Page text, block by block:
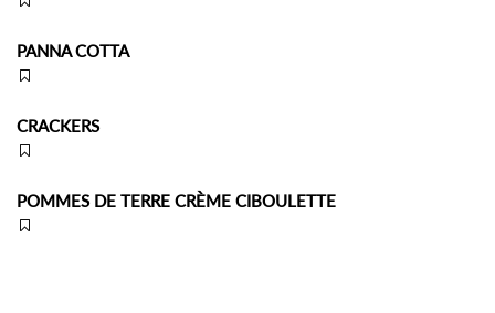
PANNA COTTA
CRACKERS
POMMES DE TERRE CRÈME CIBOULETTE